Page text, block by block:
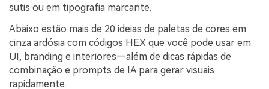
sutis ou em tipografia marcante.
Abaixo estão mais de 20 ideias de paletas de cores em
cinza ardósia com códigos HEX que você pode usar em
UI, branding e interiores—além de dicas rápidas de
combinação e prompts de IA para gerar visuais
rapidamente.